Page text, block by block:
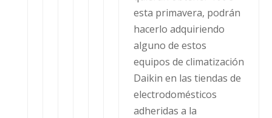
esta primavera, podrán
hacerlo adquiriendo
alguno de estos
equipos de climatización
Daikin en las tiendas de
electrodomésticos
adheridas a la